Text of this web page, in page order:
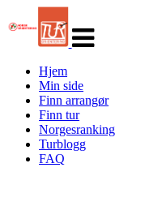
navigasjon
Hjem
Min side
Finn arrangør
Finn tur
Norgesranking
Turblogg
FAQ